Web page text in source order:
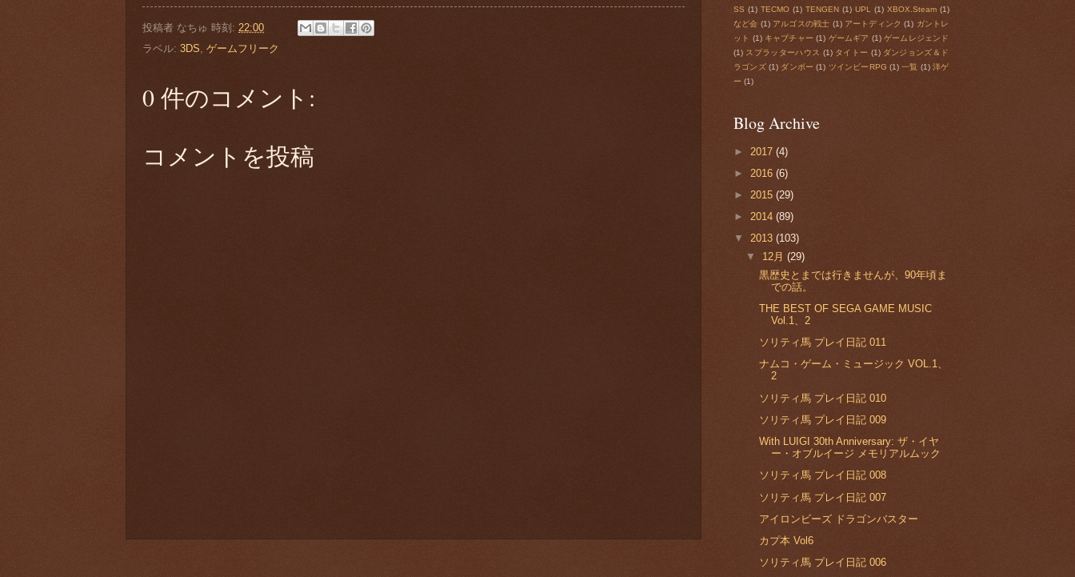
投稿者 なちゅ 時刻: 22:00
ラベル: 3DS, ゲームフリーク
0 件のコメント:
コメントを投稿
SS (1) TECMO (1) TENGEN (1) UPL (1) XBOX.Steam (1)
など会 (1) アルゴスの戦士 (1) アートディンク (1) ガントレ
ット (1) キャプチャー (1) ゲームギア (1) ゲームレジェンド
(1) スプラッターハウス (1) タイトー (1) ダンジョンズ＆ド
ラゴンズ (1) ダンボー (1) ツインビーRPG (1) 一覧 (1) 洋ゲ
ー (1)
Blog Archive
► 2017 (4)
► 2016 (6)
► 2015 (29)
► 2014 (89)
▼ 2013 (103)
▼ 12月(29)
黒歴史とまでは行きませんが、90年頃ま
での話。
THE BEST OF SEGA GAME MUSIC
Vol.1、2
ソリティ馬 プレイ日記 011
ナムコ・ゲーム・ミュージック VOL.1、
2
ソリティ馬 プレイ日記 010
ソリティ馬 プレイ日記 009
With LUIGI 30th Anniversary: ザ・イヤ
ー・オブルイージ メモリアルムック
ソリティ馬 プレイ日記 008
ソリティ馬 プレイ日記 007
アイロンビーズ ドラゴンバスター
カプ本 Vol6
ソリティ馬 プレイ日記 006